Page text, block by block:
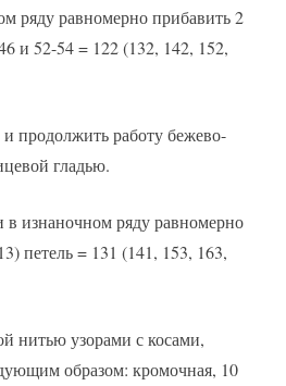
ряду равномерно прибавить 2
и 52-54 = 122 (132, 142, 152,
продолжить работу бежево-
гладью.
в изнаночном ряду равномерно
петель = 131 (141, 153, 163,
нитью узорами с косами,
образом: кромочная, 10